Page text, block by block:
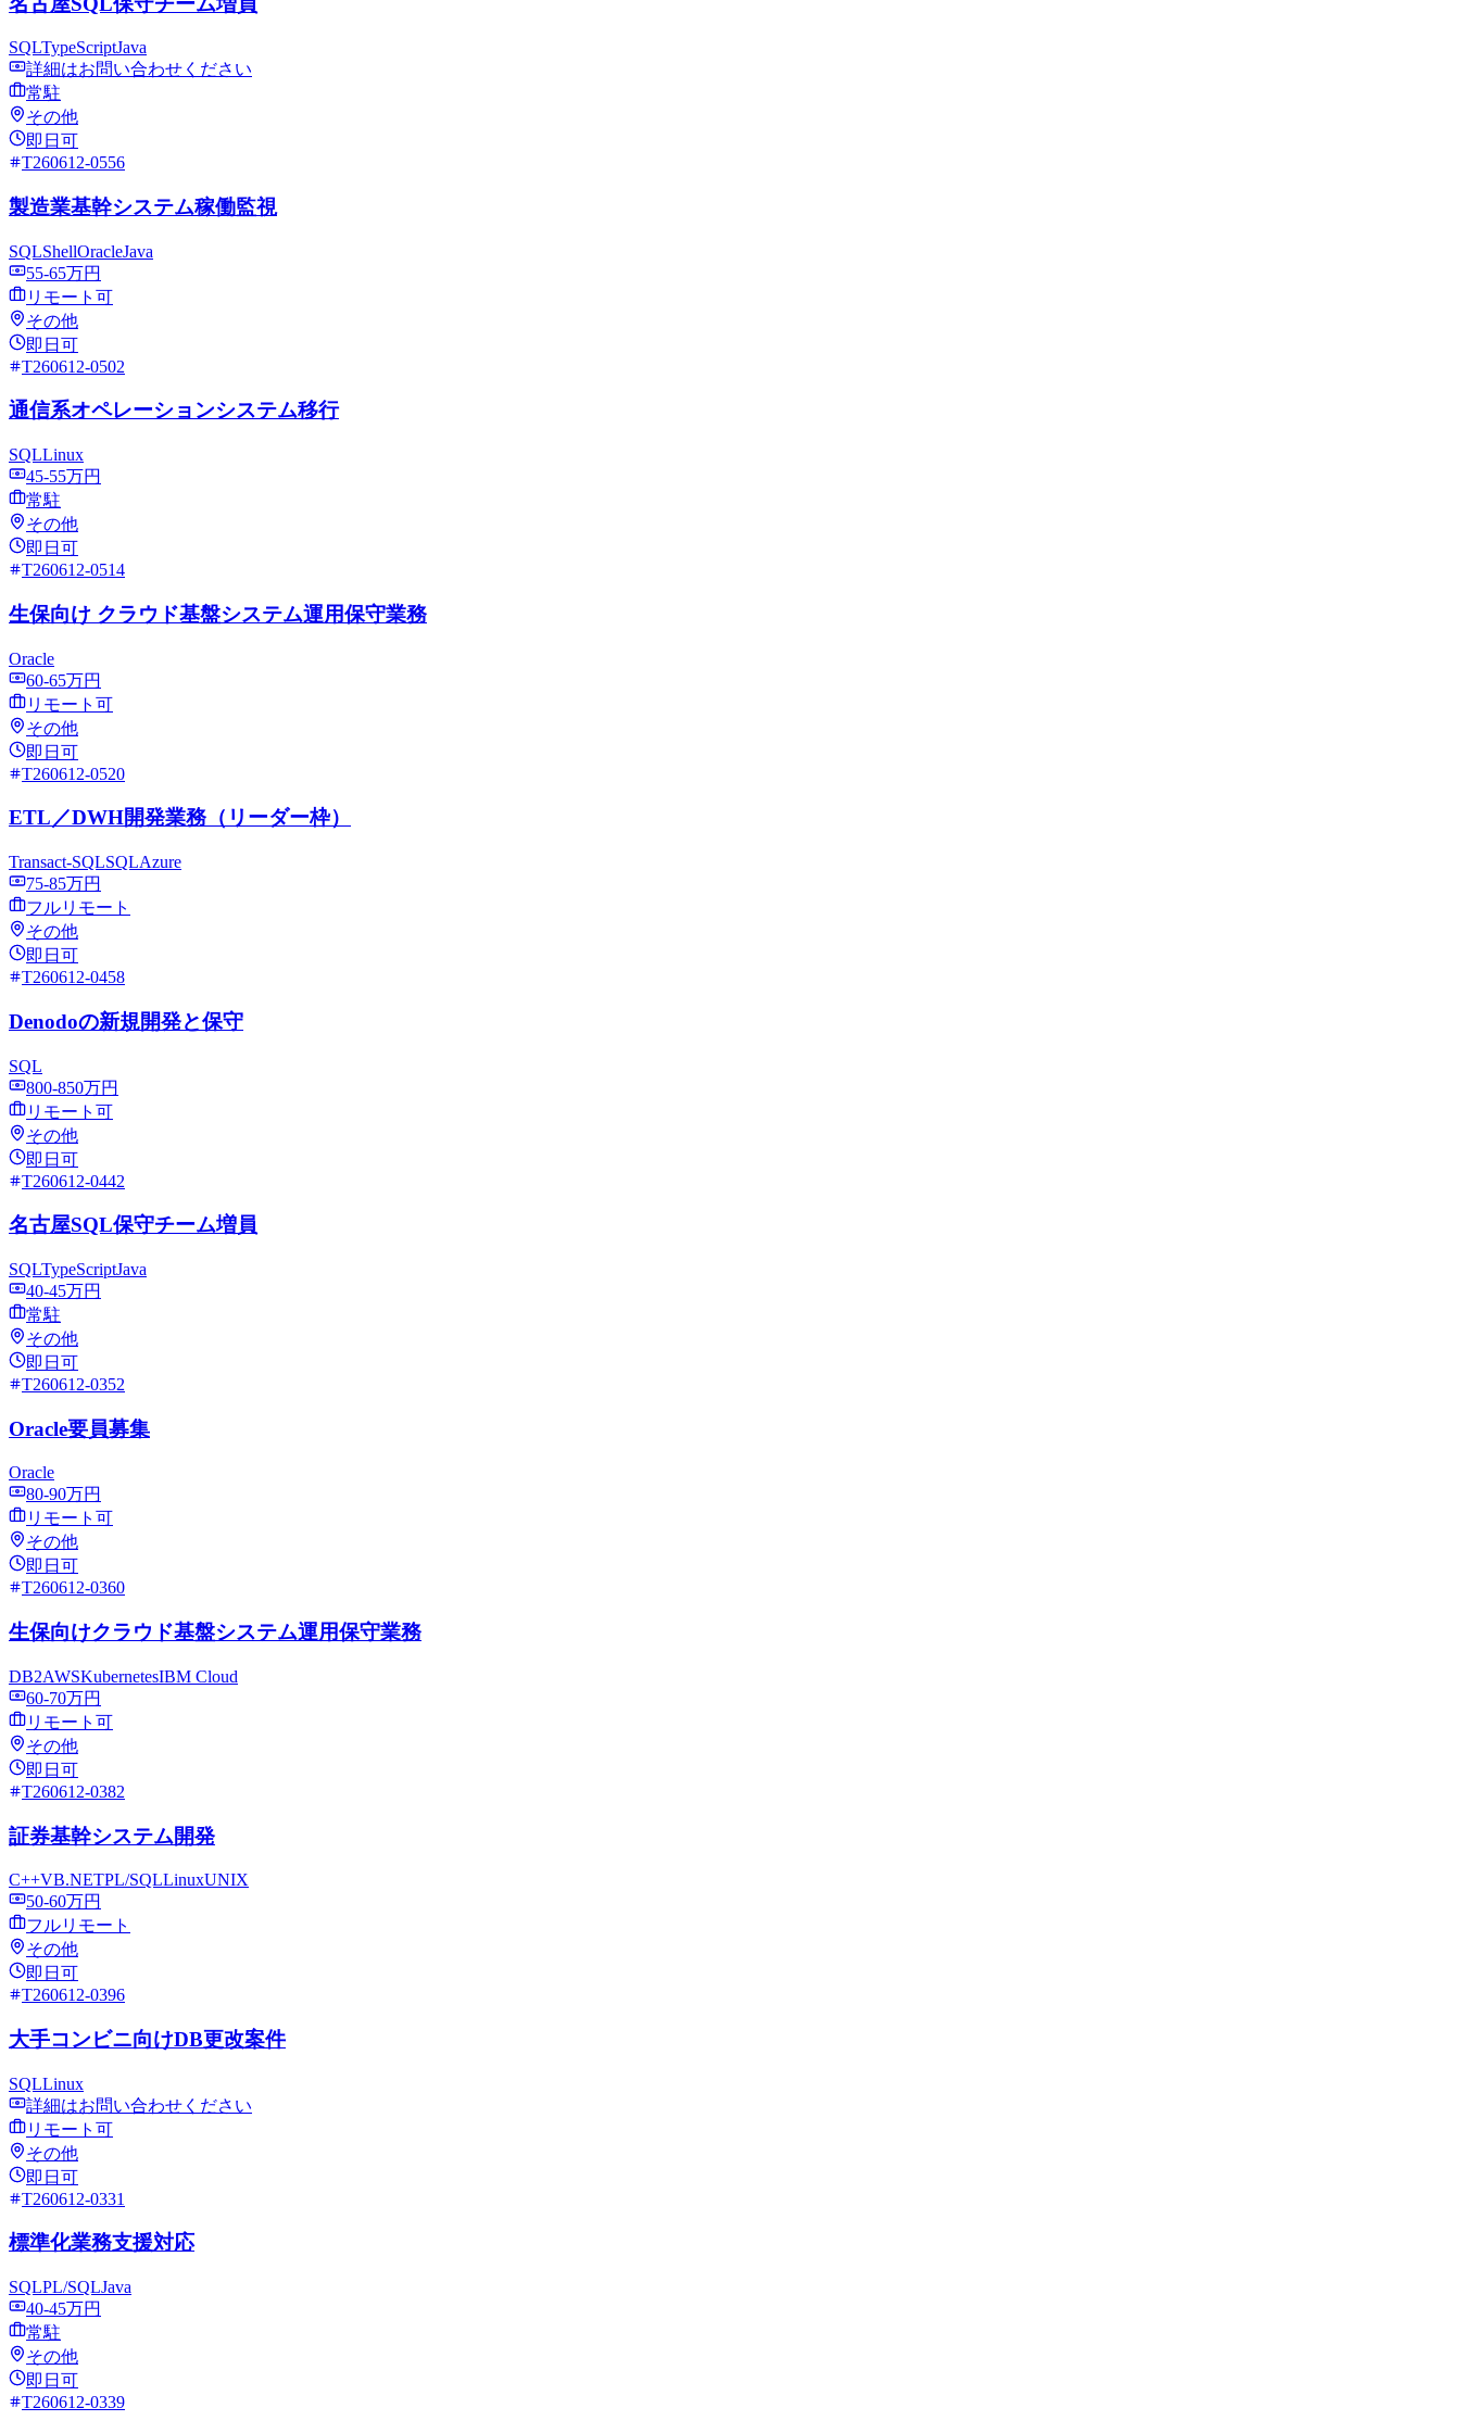
SQLTypeScriptJava
詳細はお問い合わせください
常駐
その他
即日可
T260612-0556
製造業基幹システム稼働監視
SQLShellOracleJava
55-65万円
リモート可
その他
即日可
T260612-0502
通信系オペレーションシステム移行
SQLLinux
45-55万円
常駐
その他
即日可
T260612-0514
生保向け クラウド基盤システム運用保守業務
Oracle
60-65万円
リモート可
その他
即日可
T260612-0520
ETL／DWH開発業務（リーダー枠）
Transact-SQLSQLAzure
75-85万円
フルリモート
その他
即日可
T260612-0458
Denodoの新規開発と保守
SQL
800-850万円
リモート可
その他
即日可
T260612-0442
名古屋SQL保守チーム増員
SQLTypeScriptJava
40-45万円
常駐
その他
即日可
T260612-0352
Oracle要員募集
Oracle
80-90万円
リモート可
その他
即日可
T260612-0360
生保向けクラウド基盤システム運用保守業務
DB2AWSKubernetesIBM Cloud
60-70万円
リモート可
その他
即日可
T260612-0382
証券基幹システム開発
C++VB.NETPL/SQLLinuxUNIX
50-60万円
フルリモート
その他
即日可
T260612-0396
大手コンビニ向けDB更改案件
SQLLinux
詳細はお問い合わせください
リモート可
その他
即日可
T260612-0331
標準化業務支援対応
SQLPL/SQLJava
40-45万円
常駐
その他
即日可
T260612-0339